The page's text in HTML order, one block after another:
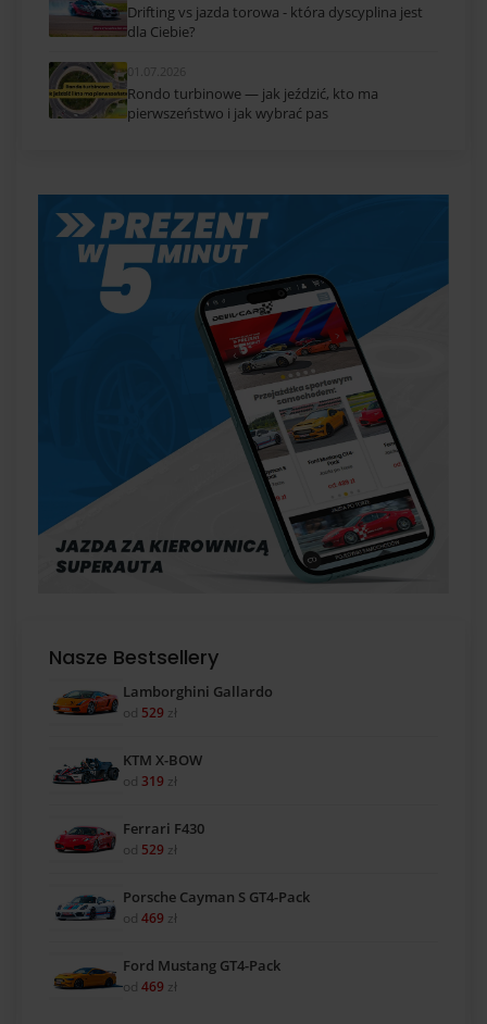
Drifting vs jazda torowa - która dyscyplina jest
dla Ciebie?
01.07.2026
Rondo turbinowe — jak jeździć, kto ma
pierwszeństwo i jak wybrać pas
Nasze Bestsellery
Lamborghini Gallardo
od 529 zł
KTM X-BOW
od 319 zł
Ferrari F430
od 529 zł
Porsche Cayman S GT4-Pack
od 469 zł
Ford Mustang GT4-Pack
od 469 zł